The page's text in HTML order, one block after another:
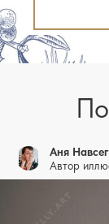
Аня
Автор